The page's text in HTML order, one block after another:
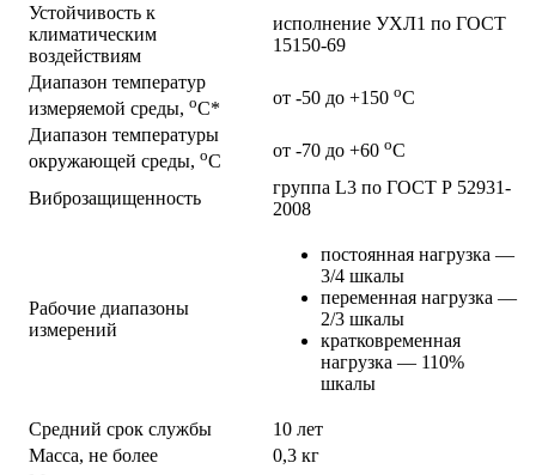
Устойчивость к
климатическим
воздействиям
исполнение УХЛ1 по ГОСТ
15150-69
Диапазон температур
измеряемой среды, оС*
от -50 до +150 оС
Диапазон температуры
окружающей среды, оС
от -70 до +60 оС
Виброзащищенность
группа L3 по ГОСТ Р 52931-
2008
Рабочие диапазоны
измерений
постоянная нагрузка —
3/4 шкалы
переменная нагрузка —
2/3 шкалы
кратковременная
нагрузка — 110%
шкалы
Средний срок службы
10 лет
Масса, не более
0,3 кг